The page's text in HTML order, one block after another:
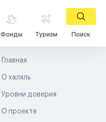
Фонды Туризм Поиск
Главная
О халяль
Уровни доверия
О проекте